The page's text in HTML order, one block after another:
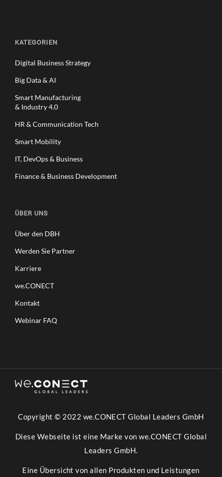
KATEGORIEN
Digital Business Strategy
Big Data & AI
Smart Manufacturing
& Industry 4.0
HR & Communication Tech
Smart Mobility
IT, DevOps & Business
Finance & Business Development
ÜBER UNS
Über den DBH
Werden Sie Partner
Karriere
we.CONECT
Kontakt
Webinar FAQ
Copyright © 2022 we.CONECT Global Leaders GmbH
Diese Webseite ist eine Marke von we.CONECT Global
Leaders GmbH.
Eine Übersicht von allen Produkten und Leistungen